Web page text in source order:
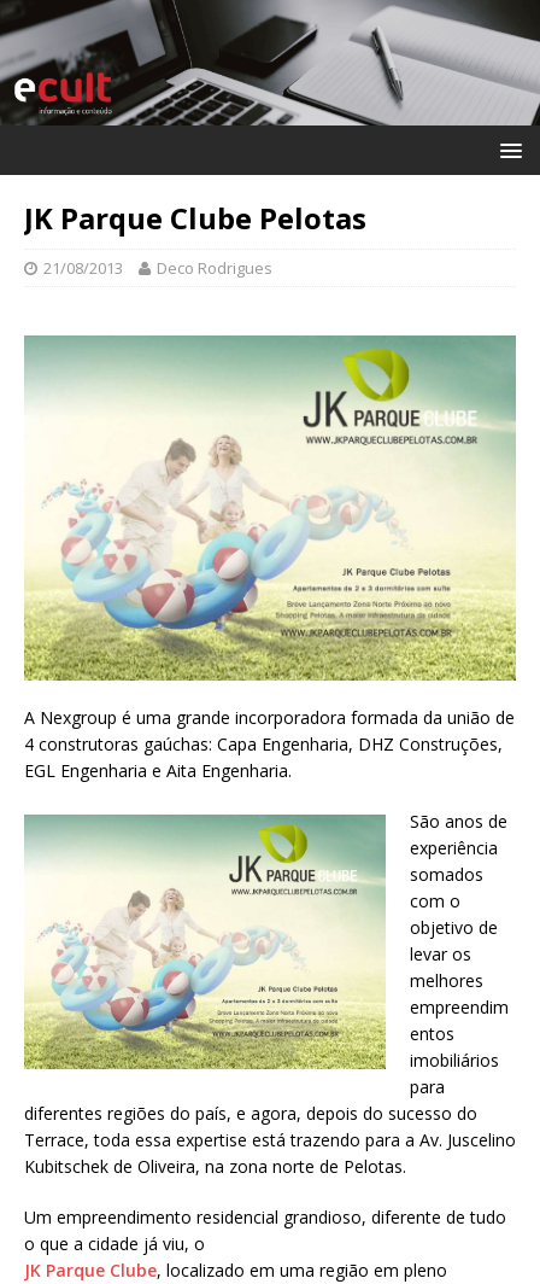
JK Parque Clube Pelotas
21/08/2013 Deco Rodrigues
A Nexgroup é uma grande incorporadora formada da união de
4 construtoras gaúchas: Capa Engenharia, DHZ Construções,
EGL Engenharia e Aita Engenharia.
São anos de
experiência
somados
com o
objetivo de
levar os
melhores
empreendim
entos
imobiliários
para
diferentes regiões do país, e agora, depois do sucesso do
Terrace, toda essa expertise está trazendo para a Av. Juscelino
Kubitschek de Oliveira, na zona norte de Pelotas.
Um empreendimento residencial grandioso, diferente de tudo
o que a cidade já viu, o
JK Parque Clube, localizado em uma região em pleno